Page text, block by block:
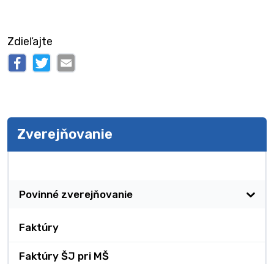
Zdieľajte
Zverejňovanie
Povinné zverejňovanie
Faktúry
Faktúry ŠJ pri MŠ